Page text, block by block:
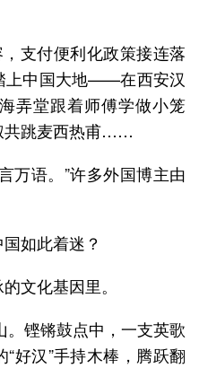
支付便利化政策接连落
上中国大地——在西安汉
弄堂跟着师傅学做小笼
共跳麦西热甫……
万语。”许多外国博主由
如此着迷？
文化基因里。
铿锵鼓点中，一支英歌
好汉”手持木棒，腾跃翻